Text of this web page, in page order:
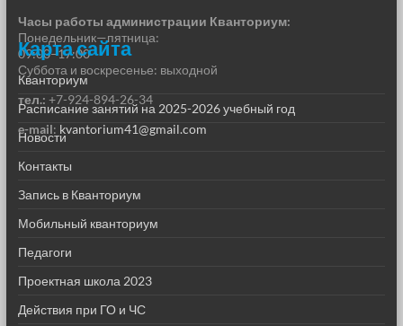
Часы работы администрации Кванториум:
Понедельник—пятница:
09:00–17:00
Суббота и воскресенье: выходной
тел.: +7-924-894-26-34
e-mail: kvantorium41@gmail.com
Карта сайта
Кванториум
Расписание занятий на 2025-2026 учебный год
Новости
Контакты
Запись в Кванториум
Мобильный кванториум
Педагоги
Проектная школа 2023
Действия при ГО и ЧС